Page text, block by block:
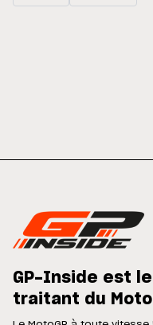
GP-Inside est
traitant du